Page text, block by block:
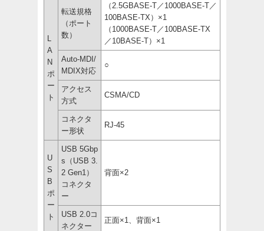
A
N
ポ
ー
ト
転送規格
（ポート
数）
（2.5GBASE-T／1000BASE-T／
100BASE-TX）×1
（1000BASE-T／100BASE-TX
／10BASE-T）×1
Auto-MDI/
MDIX対応
○
アクセス
方式
CSMA/CD
コネクタ
ー形状
RJ-45
U
S
B
ポ
ー
ト
USB 5Gbp
s（USB 3.
2 Gen1）
コネクタ
ー
背面×2
USB 2.0コ
ネクター
正面×1、背面×1